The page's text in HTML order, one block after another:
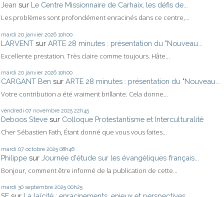
Jean sur Le Centre Missionnaire de Carhaix, les défis de...
Les problèmes sont profondément enracinés dans ce centre,...
mardi 20 janvier 2026 10h00
LARVENT sur ARTE 28 minutes : présentation du "Nouveau...
Excellente prestation. Très claire comme toujours. Hâte...
mardi 20 janvier 2026 10h00
CARGANT Ben sur ARTE 28 minutes : présentation du "Nouveau...
Votre contribution a été vraiment brillante. Cela donne...
vendredi 07 novembre 2025 22h45
Deboos Steve sur Colloque Protestantisme et Interculturalité
Cher Sébastien Fath, Étant donné que vous vous faites...
mardi 07 octobre 2025 08h46
Philippe sur Journée d'étude sur les évangéliques français...
Bonjour, comment être informé de la publication de cette...
mardi 30 septembre 2025 00h25